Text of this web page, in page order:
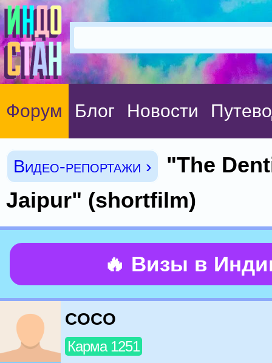
Форум Блог Новости
Видео-репортажи ›
"The
Jaipur" (shortfilm)
🔥 Визы в
COCO
Карма 1251